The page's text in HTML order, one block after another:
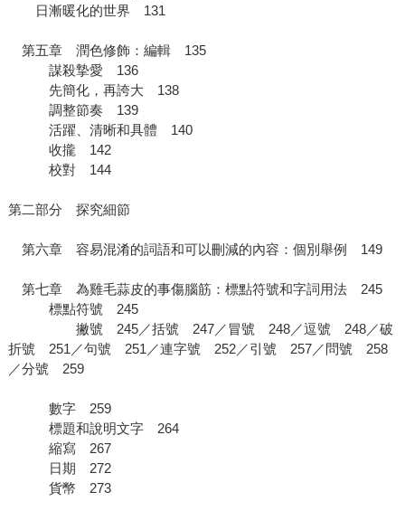
日漸暖化的世界 131
第五章 潤色修飾：編輯 135
謀殺摯愛 136
先簡化，再誇大 138
調整節奏 139
活躍、清晰和具體 140
收攏 142
校對 144
第二部分 探究細節
第六章 容易混淆的詞語和可以刪減的內容：個別舉例 149
第七章 為雞毛蒜皮的事傷腦筋：標點符號和字詞用法 245
標點符號 245
撇號 245／括號 247／冒號 248／逗號 248／破
折號 251／句號 251／連字號 252／引號 257／問號 258
／分號 259
數字 259
標題和說明文字 264
縮寫 267
日期 272
貨幣 273